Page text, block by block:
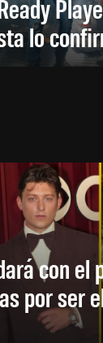
lo
con el
por ser